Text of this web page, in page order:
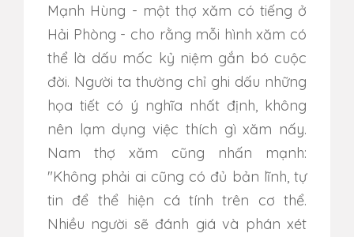
Mạnh Hùng - một thợ xăm có tiếng ở
Hải Phòng - cho rằng mỗi hình xăm có
thể là dấu mốc kỷ niệm gắn bó cuộc
đời. Người ta thường chỉ ghi dấu những
họa tiết có ý nghĩa nhất định, không
nên lạm dụng việc thích gì xăm nấy.
Nam thợ xăm cũng nhấn mạnh:
"Không phải ai cũng có đủ bản lĩnh, tự
tin để thể hiện cá tính trên cơ thể.
Nhiều người sẽ đánh giá và phán xét